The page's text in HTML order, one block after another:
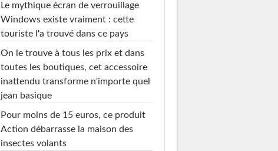
Le mythique écran de verrouillage
Windows existe vraiment : cette
touriste l'a trouvé dans ce pays
On le trouve à tous les prix et dans
toutes les boutiques, cet accessoire
inattendu transforme n'importe quel
jean basique
Pour moins de 15 euros, ce produit
Action débarrasse la maison des
insectes volants